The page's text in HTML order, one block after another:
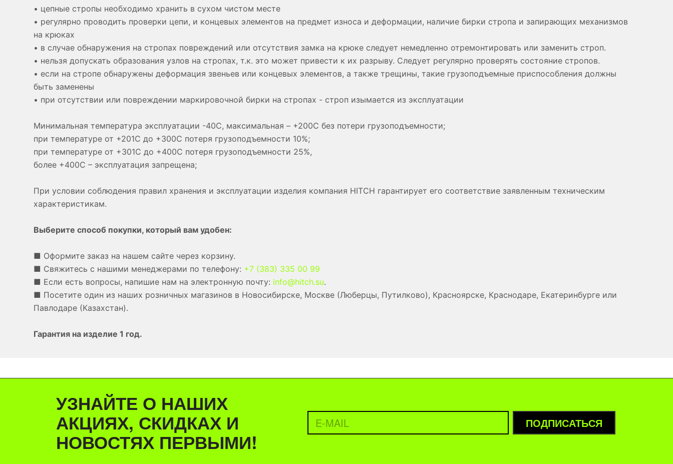
• цепные стропы необходимо хранить в сухом чистом месте
• регулярно проводить проверки цепи, и концевых элементов на предмет износа и деформации, наличие бирки стропа и запирающих механизмов
на крюках
• в случае обнаружения на стропах повреждений или отсутствия замка на крюке следует немедленно отремонтировать или заменить строп.
• нельзя допускать образования узлов на стропах, т.к. это может привести к их разрыву. Следует регулярно проверять состояние стропов.
• если на стропе обнаружены деформация звеньев или концевых элементов, а также трещины, такие грузоподъемные приспособления должны
быть заменены
• при отсутствии или повреждении маркировочной бирки на стропах - строп изымается из эксплуатации
Минимальная температура эксплуатации -40С, максимальная – +200С без потери грузоподъемности;
при температуре от +201С до +300С потеря грузоподъемности 10%;
при температуре от +301С до +400С потеря грузоподъемности 25%,
более +400С – эксплуатация запрещена;
При условии соблюдения правил хранения и эксплуатации изделия компания HITCH гарантирует его соответствие заявленным техническим
характеристикам.
Выберите способ покупки, который вам удобен:
■ Оформите заказ на нашем сайте через корзину.
■ Свяжитесь с нашими менеджерами по телефону: +7 (383) 335 00 99
■ Если есть вопросы, напишие нам на электронную почту: info@hitch.su.
■ Посетите один из наших розничных магазинов в Новосибирске, Москве (Люберцы, Путилково), Красноярске, Краснодаре, Екатеринбурге или
Павлодаре (Казахстан).
Гарантия на изделие 1 год.
УЗНАЙТЕ О НАШИХ
АКЦИЯХ, СКИДКАХ И
НОВОСТЯХ ПЕРВЫМИ!
ПОДПИСАТЬСЯ